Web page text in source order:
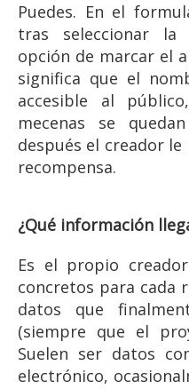
Puedes. En el
tras seleccionar la
opción de marcar el
significa que el
accesible al
mecenas se
después el creador
recompensa.
¿Qué información
Es el propio
concretos para cada
datos que
(siempre que el
Suelen ser datos
electrónico,